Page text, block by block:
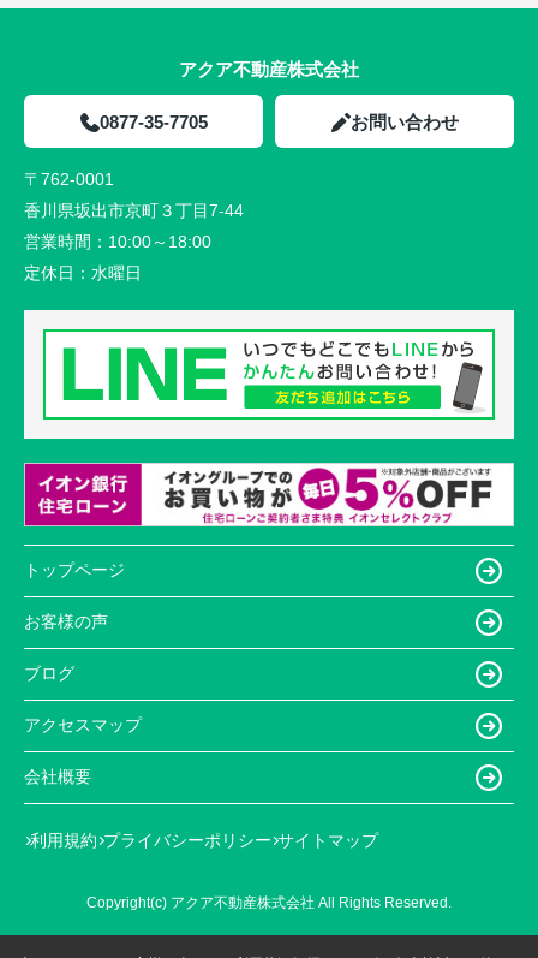
アクア不動産株式会社
0877-35-7705 お問い合わせ
〒762-0001
香川県坂出市京町３丁目7-44
営業時間： 10:00～18:00
定休日： 水曜日
トップページ
お客様の声
ブログ
アクセスマップ
会社概要
利用規約 プライバシーポリシー サイトマップ
Copyright(c) アクア不動産株式会社 All Rights Reserved.